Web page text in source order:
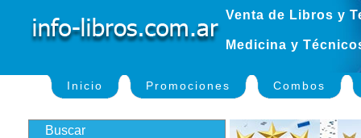
Venta de Libros y
Medicina y
Inicio Promociones Combos
Buscar